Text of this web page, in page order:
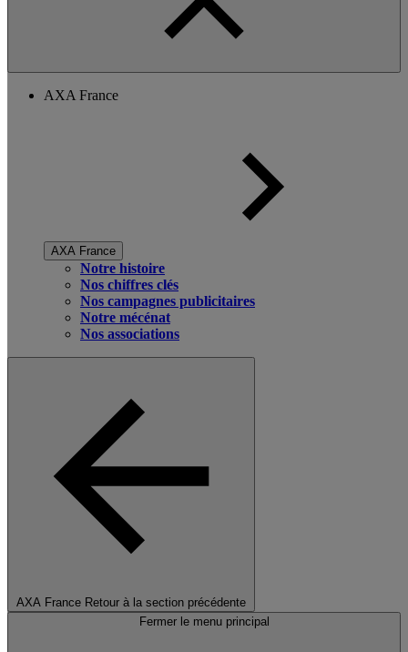
AXA France
AXA France
Notre histoire
Nos chiffres clés
Nos campagnes publicitaires
Notre mécénat
Nos associations
AXA France Retour à la section précédente
Fermer le menu principal